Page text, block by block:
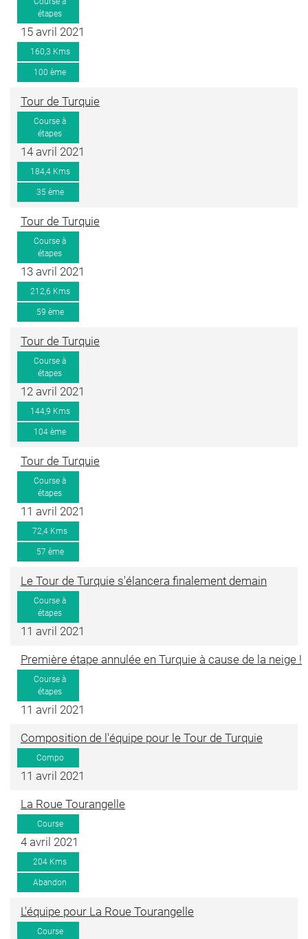
étapes
15 avril 2021
160,3 Kms
100 ème
Tour de Turquie
Course à
étapes
14 avril 2021
184,4 Kms
35 ème
Tour de Turquie
Course à
étapes
13 avril 2021
212,6 Kms
59 ème
Tour de Turquie
Course à
étapes
12 avril 2021
144,9 Kms
104 ème
Tour de Turquie
Course à
étapes
11 avril 2021
72,4 Kms
57 ème
Le Tour de Turquie s'élancera finalement demain
Course à
étapes
11 avril 2021
Première étape annulée en Turquie à cause de la neige !
Course à
étapes
11 avril 2021
Composition de l'équipe pour le Tour de Turquie
Compo
11 avril 2021
La Roue Tourangelle
Course
4 avril 2021
204 Kms
Abandon
L'équipe pour La Roue Tourangelle
Course